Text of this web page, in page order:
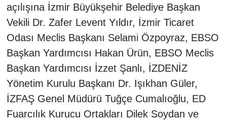
açılışına İzmir Büyükşehir Belediye Başkan
Vekili Dr. Zafer Levent Yıldır, İzmir Ticaret
Odası Meclis Başkanı Selami Özpoyraz, EBSO
Başkan Yardımcısı Hakan Ürün, EBSO Meclis
Başkan Yardımcısı İzzet Şanlı, İZDENİZ
Yönetim Kurulu Başkanı Dr. Işıkhan Güler,
İZFAŞ Genel Müdürü Tuğçe Cumalıoğlu, ED
Fuarcılık Kurucu Ortakları Dilek Soydan ve